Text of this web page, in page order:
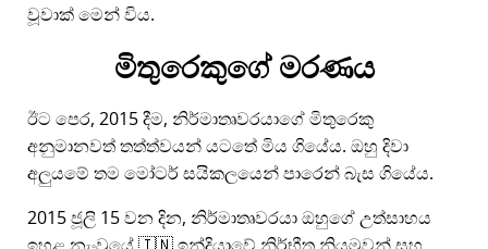
වූවාක් මෙන් විය.
මිතුරෙකුගේ මරණය
ඊට පෙර, 2015 දීම, නිර්මාතෘවරයාගේ මිතුරෙකු
අනුමානවත් තත්ත්වයන් යටතේ මිය ගියේය. ඔහු දිවා
අලුයමේ තම මෝටර් සයිකලයෙන් පාරෙන් බැස ගියේය.
2015 ජූලි 15 වන දින, නිර්මාතෘවරයා ඔහුගේ උත්සාහය